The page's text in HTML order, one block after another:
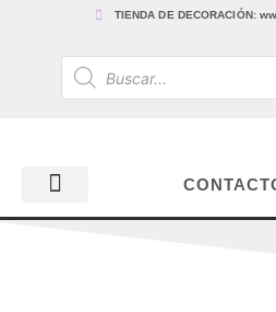
TIENDA DE DECORACIÓN: